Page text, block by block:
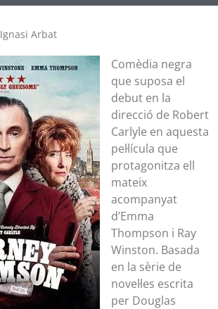
Ignasi Arbat
Comèdia negra
que suposa el
debut en la
direcció de Robert
Carlyle en aquesta
pel·lícula que
protagonitza ell
mateix
acompanyat
d’Emma
Thompson i Ray
Winston. Basada
en la sèrie de
novel·les escrita
per Douglas